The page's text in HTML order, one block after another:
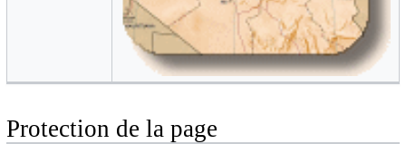
Protection de la page